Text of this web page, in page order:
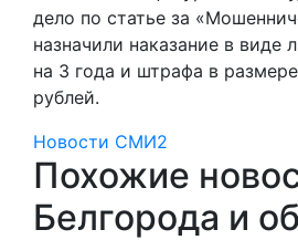
дело по статье за
назначили наказание в виде
на 3 года и штрафа в
рублей.
Новости СМИ2
Похожие
Белгорода и